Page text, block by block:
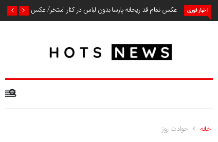
اخبار فوری عکس تمام قد ریحانه پارسا بدون لباس در کنار استخر/ عکس
خانه حوادث روز